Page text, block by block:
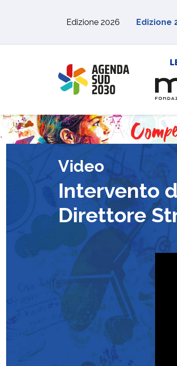
Edizione 2026
Edizione
Video
Intervento
Direttore